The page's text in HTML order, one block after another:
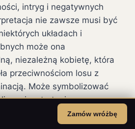
intryg i negatywnych
nie zawsze musi być
układach i
może ona
niezależną kobietę, która
przeciwnościom losu z
Może symbolizować
strategiczne
do podejmowania
decyzji, zwłaszcza
Zamów wróżbę